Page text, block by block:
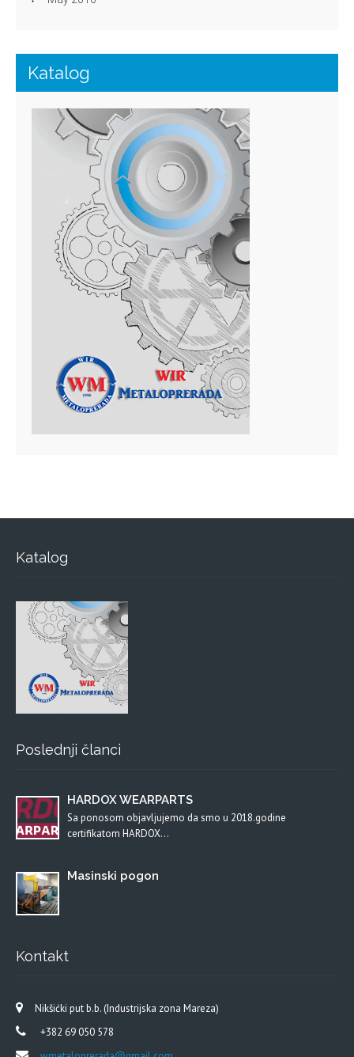
Katalog
Katalog
Poslednji članci
HARDOX WEARPARTS
Sa ponosom objavljujemo da smo u 2018.godine
certifikatom HARDOX…
Masinski pogon
Kontakt
Nikšićki put b.b. (Industrijska zona Mareza)
+382 69 050 578